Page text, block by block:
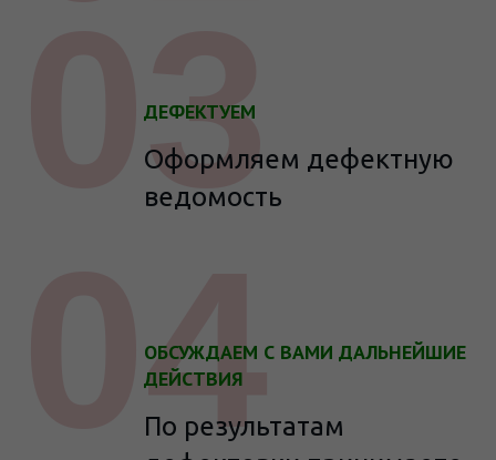
ДЕФЕКТУЕМ
Оформляем дефектную
ведомость
03
ОБСУЖДАЕМ С ВАМИ ДАЛЬНЕЙШИЕ
ДЕЙСТВИЯ
По результатам
04